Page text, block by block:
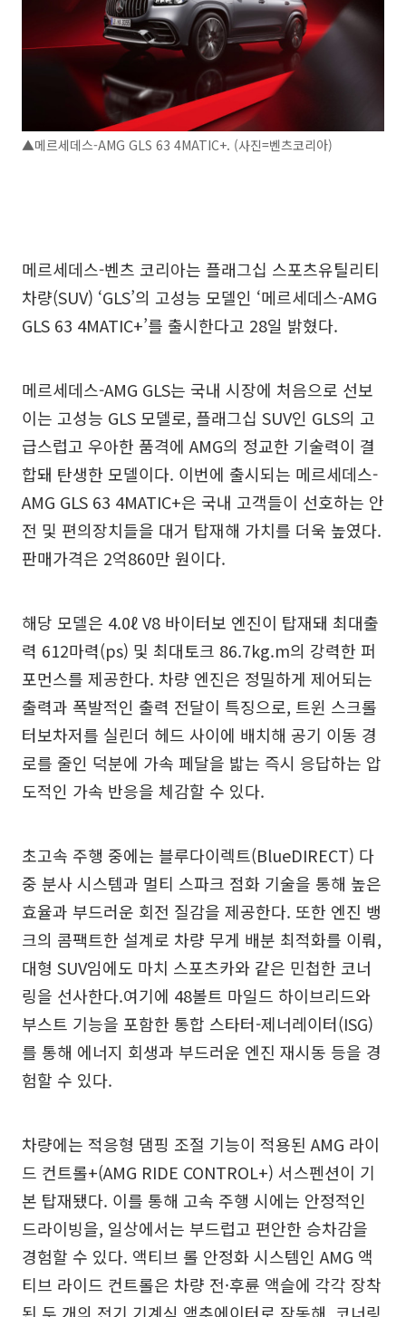
▲메르세데스-AMG GLS 63 4MATIC+. (사진=벤츠코리아)
메르세데스-벤츠 코리아는 플래그십 스포츠유틸리티
차량(SUV) ‘GLS’의 고성능 모델인 ‘메르세데스-AMG
GLS 63 4MATIC+’를 출시한다고 28일 밝혔다.
메르세데스-AMG GLS는 국내 시장에 처음으로 선보
이는 고성능 GLS 모델로, 플래그십 SUV인 GLS의 고
급스럽고 우아한 품격에 AMG의 정교한 기술력이 결
합돼 탄생한 모델이다. 이번에 출시되는 메르세데스-
AMG GLS 63 4MATIC+은 국내 고객들이 선호하는 안
전 및 편의장치들을 대거 탑재해 가치를 더욱 높였다.
판매가격은 2억860만 원이다.
해당 모델은 4.0ℓ V8 바이터보 엔진이 탑재돼 최대출
력 612마력(ps) 및 최대토크 86.7kg.m의 강력한 퍼
포먼스를 제공한다. 차량 엔진은 정밀하게 제어되는
출력과 폭발적인 출력 전달이 특징으로, 트윈 스크롤
터보차저를 실린더 헤드 사이에 배치해 공기 이동 경
로를 줄인 덕분에 가속 페달을 밟는 즉시 응답하는 압
도적인 가속 반응을 체감할 수 있다.
초고속 주행 중에는 블루다이렉트(BlueDIRECT) 다
중 분사 시스템과 멀티 스파크 점화 기술을 통해 높은
효율과 부드러운 회전 질감을 제공한다. 또한 엔진 뱅
크의 콤팩트한 설계로 차량 무게 배분 최적화를 이뤄,
대형 SUV임에도 마치 스포츠카와 같은 민첩한 코너
링을 선사한다.여기에 48볼트 마일드 하이브리드와
부스트 기능을 포함한 통합 스타터-제너레이터(ISG)
를 통해 에너지 회생과 부드러운 엔진 재시동 등을 경
험할 수 있다.
차량에는 적응형 댐핑 조절 기능이 적용된 AMG 라이
드 컨트롤+(AMG RIDE CONTROL+) 서스펜션이 기
본 탑재됐다. 이를 통해 고속 주행 시에는 안정적인
드라이빙을, 일상에서는 부드럽고 편안한 승차감을
경험할 수 있다. 액티브 롤 안정화 시스템인 AMG 액
티브 라이드 컨트롤은 차량 전·후륜 액슬에 각각 장착